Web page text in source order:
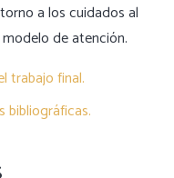
a los cuidados al
de atención.
trabajo final.
bibliográficas.